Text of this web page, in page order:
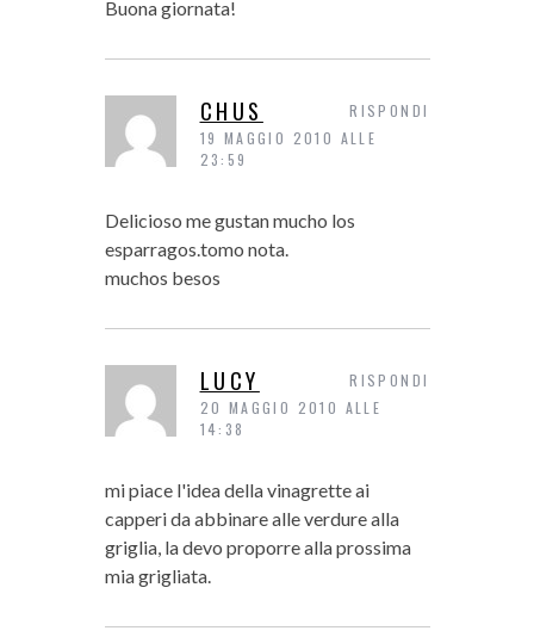
Buona giornata!
CHUS
19 MAGGIO 2010 ALLE
23:59
Delicioso me gustan mucho los
esparragos.tomo nota.
muchos besos
RISPONDI
LUCY
20 MAGGIO 2010 ALLE
14:38
mi piace l'idea della vinagrette ai
capperi da abbinare alle verdure alla
griglia, la devo proporre alla prossima
mia grigliata.
RISPONDI